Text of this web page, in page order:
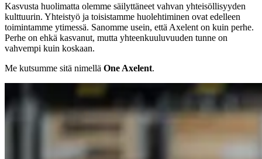
Kasvusta huolimatta olemme säilyttäneet vahvan yhteisöllisyyden
kulttuurin. Yhteistyö ja toisistamme huolehtiminen ovat edelleen
toimintamme ytimessä. Sanomme usein, että Axelent on kuin perhe.
Perhe on ehkä kasvanut, mutta yhteenkuuluvuuden tunne on
vahvempi kuin koskaan.
Me kutsumme sitä nimellä One Axelent.